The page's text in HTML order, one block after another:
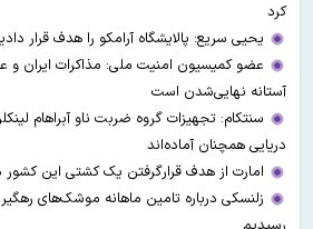
کرد
یحیی سریع: پالایشگاه آرامکو را هدف قرار
عضو کمیسیون امنیت ملی: مذاکرات ایران و
آستانه نهایی‌شدن است
سنتکام: تجهیزات گروه ضربت ناو آبراهام
دریایی همچنان آماده‌اند
امارت از هدف قرارگرفتن یک کشتی این کشور
زلنسکی درباره تامین ماهانه موشک‌های